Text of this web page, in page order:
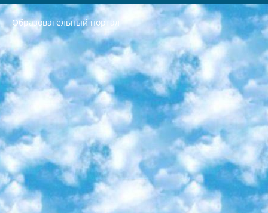
Образовательный портал
РЕСПУБЛИКА УЗБЕКИСТАН МИНИСТРЕРСТВО ДОШКОЛЬНОГО И ШКОЛЬНОГО ОБРАЗОВАНИЯ КОМАНДА в общеобразовательных учреждениях в 2023-2024 учебном году организация и проведение итоговой государственной аттестации обучающихся о Министра дошкольного и школьного образования Республики Узбекистан от 4 марта 2008 года (постановлением Минюста от 20 марта 2008 года № 1778 государственной регистрации) «Итоговое состояние учащихся общего среднего образования на основании положения об утверждении положения об аттестации общего среднего образования выпускной экзамен студентов в образовательных учреждениях в 2023-2024 учебном году В целях организации и прохождения аттестации приказываю: 1. Следующее: перечень предметов, по которым будет проводиться итоговая государственная аттестация и экзамен формы перевода согласно приложению 1; сертификаты международного образца, оценивающие уровень владения иностранными языками перечень согласно приложению 2; 2. Педагогический при специализированных образовательных учреждениях. научно-практический центр квалификации и международной оценки (Д.Давидова) 2024 г. До 25 марта: задания по предметам, по которым будет проводиться итоговая аттестация разработка и утверждение технических условий; итоговая аттестация на основании разработанного предметного задания разработка вопросов по предметам (устно и письменно), экзамен передача; общеобразовательные средние школы и специальные учебные заведения учащиеся выпускных классов школ и интернатов в агентской системе подготовка базы данных экзаменационных материалов и критериев оценки; перевод базы экзаменационных материалов на все языки обучения подать в Республиканский образовательный центр для изготовления; варианты экзаменов на основе разработанных контрольных материалов пусть будут поставлены задачи формирования. 3. Республиканский образовательный центр (Ш.Худайкулов) до 5 апреля 2024 года. до: база данных предоставленных экзаменационных материалов на все языки обучения перевод и экспертиза; для слепых, слабовидящих, глухих, слабослышащих и умственно отсталых детей учащиеся выпускных классов специализированных школ и школ-интернатов база данных экзаменационных материалов на всех преподаваемых языках подготовка критериев оценки; специализированные школы для умственно отсталых детей и технологии для учащихся выпускных классов школ-интернатов разработка соответствующих рекомендаций и критериев проведения ЕГЭ по естествознанию давать задания. 4. Педагогический при специализированных образовательных учреждениях. Научно-практический центр навыков и международной оценки (Д.Давидова), Республика образовательный центр (Худайкулов Ш.) итоговый государственный аттестационный экзамен ориентирован на творческое и логическое мышление при подготовке базы материалов учитывать введение заданий. 5. Следует отметить, что: сертификат государственного образца о знании общеобразовательного предмета и как минимум национальный уровень B1 по предметам на иностранных языках, указанным в Приложении 2. или международно признанный сертификат эквивалентного уровня студенты, изучающие определенный предмет, освобождаются от экзамена; по соответствующим предметам запланирована итоговая государственная аттестация за день до дня, путем жеребьевки Рабочей группой (в письменной форме по предметам, проводимым в форме) из числа сформированных вариантов выбрано 2 варианта; 2 выбранных варианта экзамена анонсированы на официальном сайте министерства и все выпускники по всей стране на основе этих вариантов проводит итоговую государственную аттестацию. 6. Государственное образование учащихся средних общеобразовательных учреждений. знания в соответствии с квалификационными требованиями, которые необходимо приобрести на основании стандартов итоговый (выпускной) контроль для 9 и 11 классов в целях тестирования Экзамены (далее – экзамены) состоят из предметов, перечисленных в приложении 1. будет сделано. 7. Экзамены пройдут с 26 мая по 15 июня 2024 г. (кроме науки физического воспитания). 8. Физическая для учащихся 9 классов общесредних образовательных учреждений. Экзамены по предмету «Образование, квалификация медицина» 1-6 мая 2024 года. сотрудники перевести под присмотр (с отклонениями в физическом или умственном развитии) специализированная школа для детей, школы-интернаты и со сколиозом школы-интернаты санаторного типа для больных детей исключены). 9. Он был слепым, слабовидящим и имел нарушения опорно-двигательного аппарата. экзамены в специализированных школах и интернатах для детей должны проводиться исходя из требований, предъявляемых к общеобразовательным учреждениям (физкультура кроме науки). 10. Специализированная школа для глухих и слабослышащих детей. и экзамены в интернатах и быть реализован в виде письменного теста по математике. 11. Специальность для умственно отсталых детей. Для 9 класса Родной язык и литературное письмо Государственный язык (язык обучения – узбекский). для неклассов) написано Математическое письмо Письменная/устная история Узбекистана Физическое воспитание практично Итоговый контроль Для 11 класса Написание родного языка и литературы (эссе) Математическое письмо Узбекский язык (обучение на узбекском языке) не посещающее общее среднее образование для учреждений)/Образовательное учреждение выбор письменный и устный Иностранный язык письменный/устный Письменная/устная история Узбекистана *По выбору студента:  Химия  Физика  Основы государственного права  География 10 бесплатных образовательных ресурсов - Мы составили подборку онлайн-проектов с интерактивными упражнениями, видеолекциями и статьями. Они помогут вам обрести новые и освежить старые знания бесплатно. 1. «ИНТУИТ» Старейшая образовательная площадка Рунета. Здесь вы найдёте сотни текстовых и видеокурсов на десятки различных тем — от программирования до психологии. Многие курсы подготовлены российскими университетами и крупными международными компаниями вроде Intel и Microsoft. Самостоятельное обучение бесплатное, но желающие могут оплатить услуги персональных наставников. 2. «Смартия» знакомит с актуальными профессиями и подсказывает, как им обучаться. Выбрав заинтересовавшую вас специальность — SMM-специалист, фотограф, веб-дизайнер или другую, — увидите список необходимых для неё умений. Чтобы вы могли освоить их самостоятельно, для каждого умения площадка отображает подборку ссылок на учебные материалы. Хотя «Смартия» ориентируется на русскоязычную аудиторию, часть контента всё же доступна только на английском. 3. «Лекторий Физтеха» Проект Московского физико-технического института (Физтеха). С его помощью вы можете смотреть онлайн серии лекций, записанные на видео в этом вузе. В числе доступных предметов — физика, биология, химия, информационные технологии и другие. К некоторым лекциям администрация ресурса прилагает готовые конспекты, которые можно скачивать в PDF-формате. 4. ITMOcourses Онлайн-площадка Санкт-Петербургского национального исследовательского университета информационных технологий, механики и оптики (ИТМО). Ресурс предоставляет свободный доступ к курсам, разработанным в этом вузе. Каталог материалов разбит на четыре категории: «Оптические системы и технологии», «Приборостроение и робототехника», «Информационные технологии» и «Биотехнологии». Курсы состоят из видеолекций, интерактивных демонстраций и заданий. 5. «КиберЛенинка» Электронная научная библиотека открытого доступа. Каталог площадки регулярно обрастает текстами статей из различных научных изданий. Сгруппированные по журналам и рубрикам публикации можно читать онлайн или скачивать целиком в PDF-формате. Проект нацелен на популяризацию науки за счёт открытого доступа к качественной информации. 6. «ПостНаука» На этом ресурсе публикуют подборки видеолекций, составленные экспертами из разных отраслей и объединённые общими темами. Среди них, к примеру, есть серии «Биоинформатика и геномика», «Культура средневековой Скандинавии» и Cinema Studies о теории кино. Каждая подборка лекций — логически связанная история, рассказанная экспертом от первого лица. Кроме того, на сайте появляются научно-образовательные статьи и тесты на разные темы. 7. «Newочём» Команда проекта «Newочём» отбирает самые интересные тексты из англоязычных СМИ и переводит те из них, за которые голосуют участники сообщества «ВКонтакте». По большей части это научно-популярные статьи. Редакторы придумывают лишь заголовки, в остальном содержание переводов соответствует оригиналам. Полные тексты можно читать прямо в социальной сети. 8. InternetUrok Онлайн-база материалов по основным дисциплинам школьной программы. Информация на сайте структурирована по классам, предметам и темам (урокам). Каждый урок состоит из видеолекций и конспектов. Есть также интерактивные тренажёры и тесты для закрепления пройденного материала. Даже если вы давно окончили школу, возможность повторить программу старших классов всегда может пригодиться. 9. Edutainme Ещё один ресурс об образовании. В отличие от Newtonew, как мне кажется, Edutainme больше ориентируется на представителей индустрии: педагогов, предпринимателей, разработчиков образовательных проектов. Но и любой, кто просто стремится к саморазвитию, найдёт на сайте много полезного и интересного для себя. Например, информацию о новых курсах и образовательных сервисах. 10. Newtonew Онлайн-медиа об образовании и обучении в широком смысле. Авторы Newtonew пишут об инструментах, заведениях, тактиках и стратегиях, которые помогают учить других и получать новые знания самостоятельно. На этой площадке вы найдёте новости, обзоры, аналитические мат